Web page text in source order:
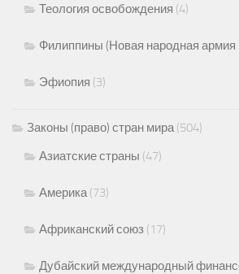
Теология освобождения (4)
Филиппины (Новая народная армия
Эфиопия (3)
Законы (право) стран мира(504)
Азиатские страны (47)
Америка(73)
Африканский союз (17)
Дубайский международный